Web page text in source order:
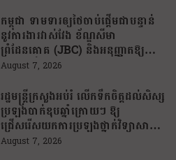
កម្ពុជា ទាមទារឲ្យថៃចាប់ផ្តើមជាបន្ទាន់
នូវការងារវាស់វែង ខ័ណ្ឌសីមា
ព្រំដែនគោគ (JBC) និងអនុញ្ញាតឱ្យ
ពលរដ្ឋភៀសសឹកវិលទៅលំនៅឋានវិញ
August 7, 2026
រដ្ឋមន្រ្តីក្រសួងអប់រំ លើកទឹកចិត្តដល់សិស្ស
ប្រឡងបាក់ឌុបឆ្នាំក្រោយៗ ឱ្យ
ជ្រើសរើសយកការប្រឡងថ្នាក់វិទ្យាសាស្ត្រ
ដើម្បីឆ្លើយតបទៅនឹងតម្រូវការធនធាន
August 7, 2026